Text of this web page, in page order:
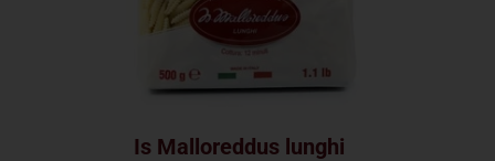
Is Malloreddus lunghi